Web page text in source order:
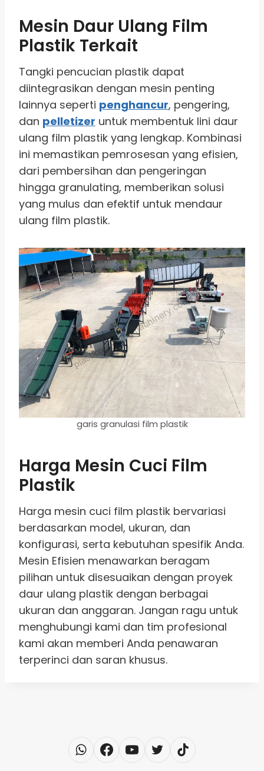
Mesin Daur Ulang Film
Plastik Terkait
Tangki pencucian plastik dapat
diintegrasikan dengan mesin penting
lainnya seperti penghancur, pengering,
dan pelletizer untuk membentuk lini daur
ulang film plastik yang lengkap. Kombinasi
ini memastikan pemrosesan yang efisien,
dari pembersihan dan pengeringan
hingga granulating, memberikan solusi
yang mulus dan efektif untuk mendaur
ulang film plastik.
garis granulasi film plastik
Harga Mesin Cuci Film
Plastik
Harga mesin cuci film plastik bervariasi
berdasarkan model, ukuran, dan
konfigurasi, serta kebutuhan spesifik Anda.
Mesin Efisien menawarkan beragam
pilihan untuk disesuaikan dengan proyek
daur ulang plastik dengan berbagai
ukuran dan anggaran. Jangan ragu untuk
menghubungi kami dan tim profesional
kami akan memberi Anda penawaran
terperinci dan saran khusus.